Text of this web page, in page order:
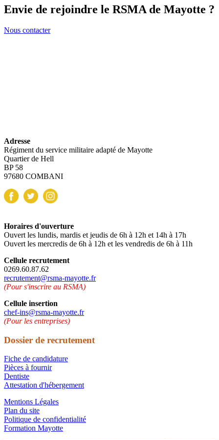
Envie de rejoindre le RSMA de Mayotte ?
Nous contacter
Adresse
Régiment du service militaire adapté de Mayotte
Quartier de Hell
BP 58
97680 COMBANI
Horaires d'ouverture
Ouvert les lundis, mardis et jeudis de 6h à 12h et 14h à 17h
Ouvert les mercredis de 6h à 12h et les vendredis de 6h à 11h
Cellule recrutement
0269.60.87.62
recrutement@rsma-mayotte.fr
(Pour s'inscrire au RSMA)
Cellule insertion
chef-ins@rsma-mayotte.fr
(Pour les entreprises)
Dossier de recrutement
Fiche de candidature
Pièces à fournir
Dentiste
Attestation d'hébergement
Mentions Légales
Plan du site
Politique de confidentialité
Formation Mayotte